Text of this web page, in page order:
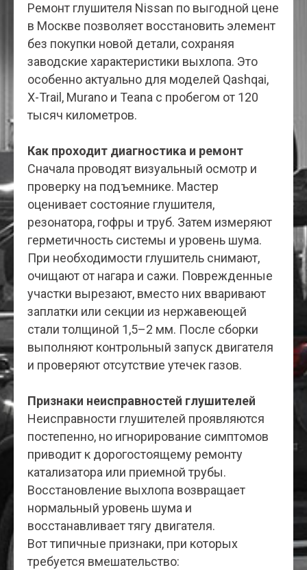
Ремонт глушителя Nissan по выгодной цене
в Москве позволяет восстановить элемент
без покупки новой детали, сохраняя
заводские характеристики выхлопа. Это
особенно актуально для моделей Qashqai,
X-Trail, Murano и Teana с пробегом от 120
тысяч километров.
Как проходит диагностика и ремонт
Сначала проводят визуальный осмотр и
проверку на подъемнике. Мастер
оценивает состояние глушителя,
резонатора, гофры и труб. Затем измеряют
герметичность системы и уровень шума.
При необходимости глушитель снимают,
очищают от нагара и сажи. Поврежденные
участки вырезают, вместо них вваривают
заплатки или секции из нержавеющей
стали толщиной 1,5–2 мм. После сборки
выполняют контрольный запуск двигателя
и проверяют отсутствие утечек газов.
Признаки неисправностей глушителей
Неисправности глушителей проявляются
постепенно, но игнорирование симптомов
приводит к дорогостоящему ремонту
катализатора или приемной трубы.
Восстановление выхлопа возвращает
нормальный уровень шума и
восстанавливает тягу двигателя.
Вот типичные признаки, при которых
требуется вмешательство: